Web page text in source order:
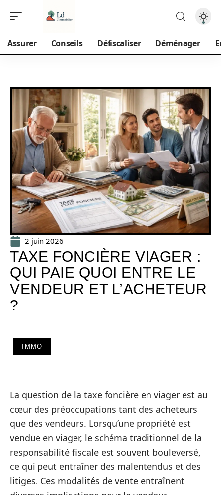
Assurer Conseils Défiscaliser Déménager
2 juin 2026
TAXE FONCIÈRE VIAGER :
QUI PAIE QUOI ENTRE LE
VENDEUR ET L’ACHETEUR
?
IMMO
La question de la taxe foncière en viager est au
cœur des préoccupations tant des acheteurs
que des vendeurs. Lorsqu’une propriété est
vendue en viager, le schéma traditionnel de la
responsabilité fiscale est souvent bouleversé,
ce qui peut entraîner des malentendus et des
litiges. Ces modalités de vente entraînent